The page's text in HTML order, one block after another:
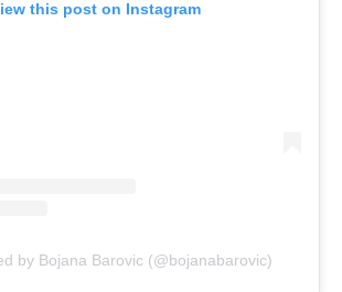
this post on Instagram
by Bojana Barovic (@bojanabarovic)